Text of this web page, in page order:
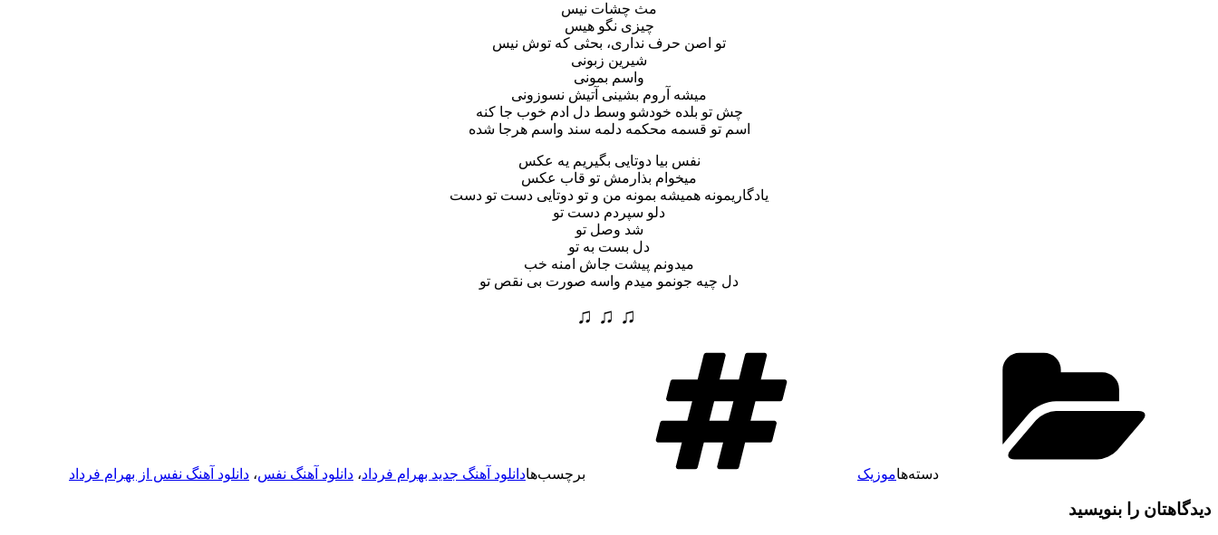
مث چشات نیس
چیزی نگو هیس
تو اصن حرف نداری، بحثی که توش نیس
شیرین زبونی
واسم بمونی
میشه آروم بشینی آتیش نسوزونی
چش تو بلده خودشو وسط دل ادم خوب جا کنه
اسم تو قسمه محکمه دلمه سند واسم هرجا شده
نفس بیا دوتایی بگیریم یه عکس
میخوام بذارمش تو قاب عکس
یادگاریمونه همیشه بمونه من و تو دوتایی دست تو دست
دلو سپردم دست تو
شد وصل تو
دل بست به تو
میدونم پیشت جاش امنه خب
دل چیه جونمو میدم واسه صورت بی نقص تو
♫ ♫ ♫
دسته‌هاموزیک برچسب‌هادانلود آهنگ جدید بهرام فرداد، دانلود آهنگ نفس، دانلود آهنگ نفس از بهرام فرداد
دیدگاهتان را بنویسید